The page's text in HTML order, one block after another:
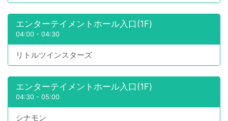
エンターテイメントホール入口(1F)
04:00 - 04:30
リトルツインスターズ
エンターテイメントホール入口(1F)
04:30 - 05:00
シナモン